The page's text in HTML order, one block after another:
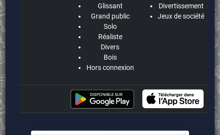
Glissant
Grand public
Solo
Réaliste
Divers
Bois
Hors connexion
Divertissement
Jeux de société